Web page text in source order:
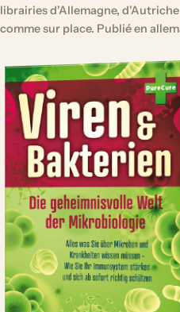
librairies d'Allemagne,
comme sur place. Publié en